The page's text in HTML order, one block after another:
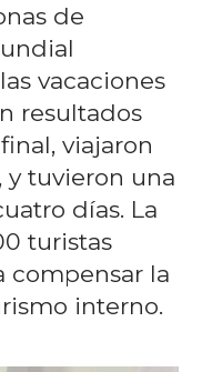
de
vacaciones
resultados
viajaron
y tuvieron una
días. La
turistas
compensar la
interno.